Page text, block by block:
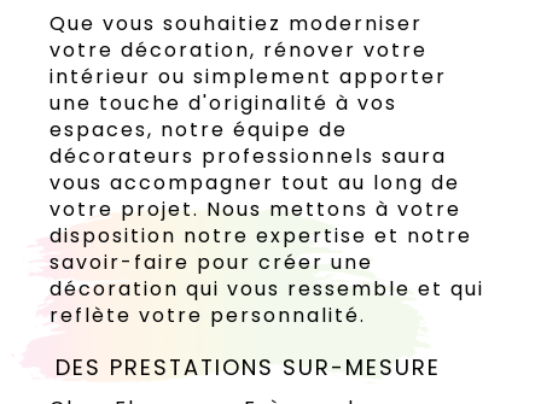
Que vous souhaitiez moderniser
votre décoration, rénover votre
intérieur ou simplement apporter
une touche d'originalité à vos
espaces, notre équipe de
décorateurs professionnels saura
vous accompagner tout au long de
votre projet. Nous mettons à votre
disposition notre expertise et notre
savoir-faire pour créer une
décoration qui vous ressemble et qui
reflète votre personnalité.
DES PRESTATIONS SUR-MESURE